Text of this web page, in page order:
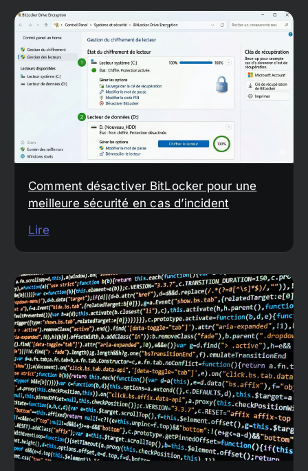
Comment désactiver BitLocker pour une
meilleure sécurité en cas d’incident
Lire